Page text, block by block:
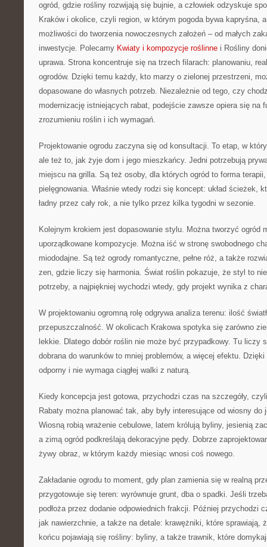
ogród, gdzie rośliny rozwijają się bujnie, a człowiek odzyskuje
Kraków i okolice, czyli region, w którym pogoda bywa kapryśna,
możliwości do tworzenia nowoczesnych założeń – od małych
inwestycje. Polecamy Kwiaty i kompozycje roślinne i Rośliny
uprawa. Strona koncentruje się na trzech filarach: planowaniu,
ogrodów. Dzięki temu każdy, kto marzy o zielonej przestrzeni,
dopasowane do własnych potrzeb. Niezależnie od tego, czy
modernizację istniejących rabat, podejście zawsze opiera się na
zrozumieniu roślin i ich wymagań.
Projektowanie ogrodu zaczyna się od konsultacji. To etap, w
ale też to, jak żyje dom i jego mieszkańcy. Jedni potrzebują
miejscu na grilla. Są też osoby, dla których ogród to forma
pielęgnowania. Właśnie wtedy rodzi się koncept: układ ścieżek,
ładny przez cały rok, a nie tylko przez kilka tygodni w sezonie.
Kolejnym krokiem jest dopasowanie stylu. Można tworzyć ogród
uporządkowane kompozycje. Można iść w stronę swobodnego
miododajne. Są też ogrody romantyczne, pełne róż, a także
zen, gdzie liczy się harmonia. Świat roślin pokazuje, że styl to
potrzeby, a najpiękniej wychodzi wtedy, gdy projekt wynika z
W projektowaniu ogromną rolę odgrywa analiza terenu: ilość
przepuszczalność. W okolicach Krakowa spotyka się zarówno
lekkie. Dlatego dobór roślin nie może być przypadkowy. Tu liczy
dobrana do warunków to mniej problemów, a więcej efektu.
odporny i nie wymaga ciągłej walki z naturą.
Kiedy koncepcja jest gotowa, przychodzi czas na szczegóły,
Rabaty można planować tak, aby były interesujące od wiosny do
Wiosną robią wrażenie cebulowe, latem królują byliny, jesienią
a zimą ogród podkreślają dekoracyjne pędy. Dobrze
żywy obraz, w którym każdy miesiąc wnosi coś nowego.
Zakładanie ogrodu to moment, gdy plan zamienia się w realną
przygotowuje się teren: wyrównuje grunt, dba o spadki. Jeśli
podłoża przez dodanie odpowiednich frakcji. Później przychodzi
jak nawierzchnie, a także na detale: krawężniki, które sprawiają,
końcu pojawiają się rośliny: byliny, a także trawnik, które